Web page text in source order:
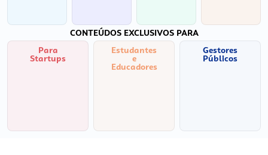
CONTEÚDOS EXCLUSIVOS PARA
Para
Startups
Estudantes
e
Educadores
Gestores
Públicos